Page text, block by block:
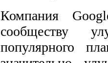
Компания
сообществу
популярного